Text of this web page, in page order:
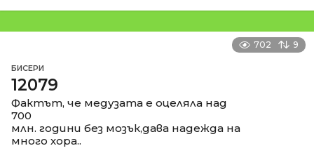
702 9
БИСЕРИ
12079
Фактът, че медузата е оцеляла над
700
млн. години без мозък,дава надежда на
много хора..